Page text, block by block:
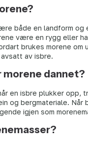
både en landform og
være en rygg eller
brukes morene om
av isbre.
morene dannet?
en isbre plukker opp,
og bergmateriale. Når
igjen som